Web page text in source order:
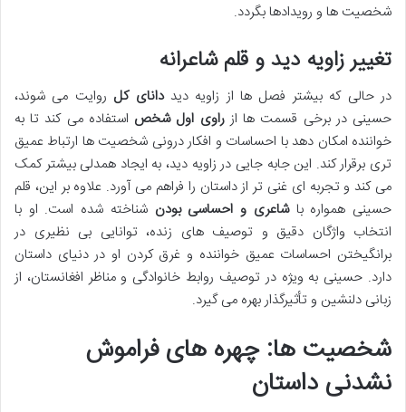
شخصیت ها و رویدادها بگردد.
تغییر زاویه دید و قلم شاعرانه
در حالی که بیشتر فصل ها از زاویه دیددانای کل روایت می شوند،
حسینی در برخی قسمت ها ازراوی اول شخص استفاده می کند تا به
خواننده امکان دهد با احساسات و افکار درونی شخصیت ها ارتباط عمیق
تری برقرار کند. این جابه جایی در زاویه دید، به ایجاد همدلی بیشتر کمک
می کند و تجربه ای غنی تر از داستان را فراهم می آورد. علاوه بر این، قلم
حسینی همواره باشاعری و احساسی بودن شناخته شده است. او با
انتخاب واژگان دقیق و توصیف های زنده، توانایی بی نظیری در
برانگیختن احساسات عمیق خواننده و غرق کردن او در دنیای داستان
دارد. حسینی به ویژه در توصیف روابط خانوادگی و مناظر افغانستان، از
زبانی دلنشین و تأثیرگذار بهره می گیرد.
شخصیت ها: چهره های فراموش
نشدنی داستان